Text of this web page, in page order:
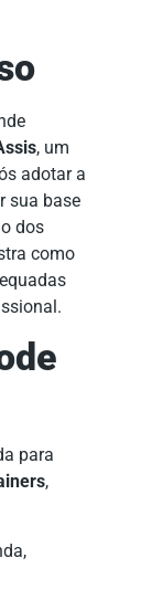
, um
adotar a
sua base
dos
como
para
,